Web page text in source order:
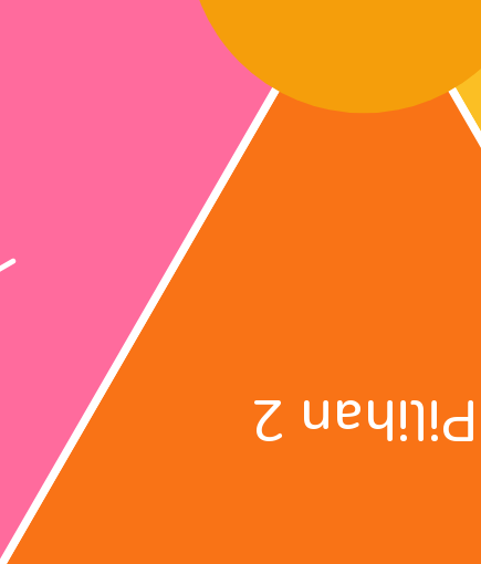
Pilihan 2